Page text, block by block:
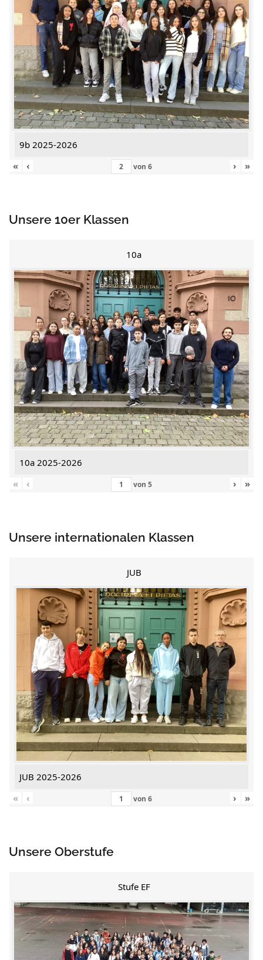
9b 2025-2026
«
‹ von 6 › »
Unsere 10er Klassen
10a
10a 2025-2026
«
‹ von 5 › »
Unsere internationalen Klassen
JUB
JUB 2025-2026
«
‹ von 6 › »
Unsere Oberstufe
Stufe EF